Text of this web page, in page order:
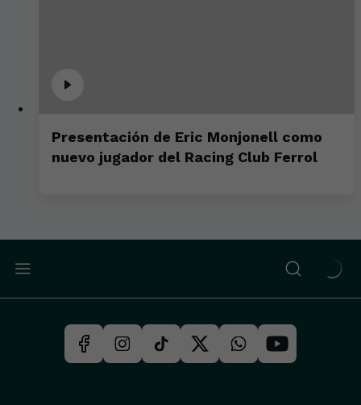
Presentación de Eric Monjonell como
nuevo jugador del Racing Club Ferrol